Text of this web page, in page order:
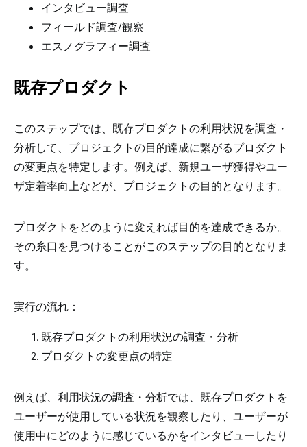
インタビュー調査
フィールド調査/観察
エスノグラフィー調査
既存プロダクト
このステップでは、既存プロダクトの利用状況を調査・
分析して、プロジェクトの目的達成に繋がるプロダクト
の変更点を特定します。例えば、新規ユーザ獲得やユー
ザ定着率向上などが、プロジェクトの目的となります。
プロダクトをどのように変えれば目的を達成できるか。
その糸口を見つけることがこのステップの目的となりま
す。
実行の流れ：
既存プロダクトの利用状況の調査・分析
プロダクトの変更点の特定
例えば、利用状況の調査・分析では、既存プロダクトを
ユーザーが使用している状況を観察したり、ユーザーが
使用中にどのように感じているかをインタビューしたり